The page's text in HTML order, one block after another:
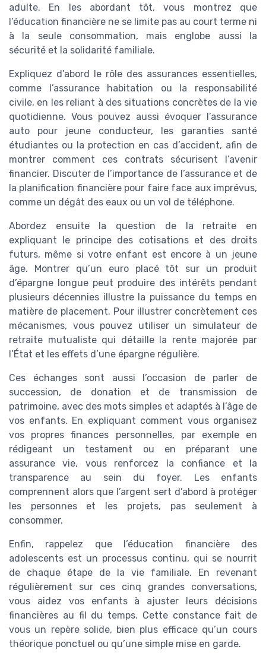
adulte. En les abordant tôt, vous montrez que
l’éducation financière ne se limite pas au court terme ni
à la seule consommation, mais englobe aussi la
sécurité et la solidarité familiale.
Expliquez d’abord le rôle des assurances essentielles,
comme l’assurance habitation ou la responsabilité
civile, en les reliant à des situations concrètes de la vie
quotidienne. Vous pouvez aussi évoquer l’assurance
auto pour jeune conducteur, les garanties santé
étudiantes ou la protection en cas d’accident, afin de
montrer comment ces contrats sécurisent l’avenir
financier. Discuter de l’importance de l’assurance et de
la planification financière pour faire face aux imprévus,
comme un dégât des eaux ou un vol de téléphone.
Abordez ensuite la question de la retraite en
expliquant le principe des cotisations et des droits
futurs, même si votre enfant est encore à un jeune
âge. Montrer qu’un euro placé tôt sur un produit
d’épargne longue peut produire des intérêts pendant
plusieurs décennies illustre la puissance du temps en
matière de placement. Pour illustrer concrètement ces
mécanismes, vous pouvez utiliser un simulateur de
retraite mutualiste qui détaille la rente majorée par
l’État et les effets d’une épargne régulière.
Ces échanges sont aussi l’occasion de parler de
succession, de donation et de transmission de
patrimoine, avec des mots simples et adaptés à l’âge de
vos enfants. En expliquant comment vous organisez
vos propres finances personnelles, par exemple en
rédigeant un testament ou en préparant une
assurance vie, vous renforcez la confiance et la
transparence au sein du foyer. Les enfants
comprennent alors que l’argent sert d’abord à protéger
les personnes et les projets, pas seulement à
consommer.
Enfin, rappelez que l’éducation financière des
adolescents est un processus continu, qui se nourrit
de chaque étape de la vie familiale. En revenant
régulièrement sur ces cinq grandes conversations,
vous aidez vos enfants à ajuster leurs décisions
financières au fil du temps. Cette constance fait de
vous un repère solide, bien plus efficace qu’un cours
théorique ponctuel ou qu’une simple mise en garde.